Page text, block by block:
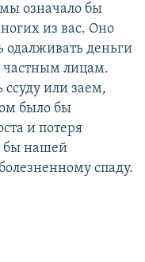
означало бы
из вас. Оно
одалживать деньги
частным лицам.
или заем,
было бы
и потеря
бы нашей
спаду.